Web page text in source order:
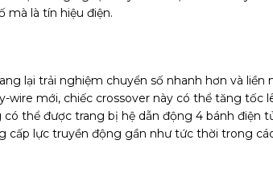
mà là tín hiệu điện.
lại trải nghiệm chuyển số nhanh hơn và liền
wire mới, chiếc crossover này có thể tăng tốc
thể được trang bị hệ dẫn động 4 bánh điện
cấp lực truyền động gần như tức thời trong